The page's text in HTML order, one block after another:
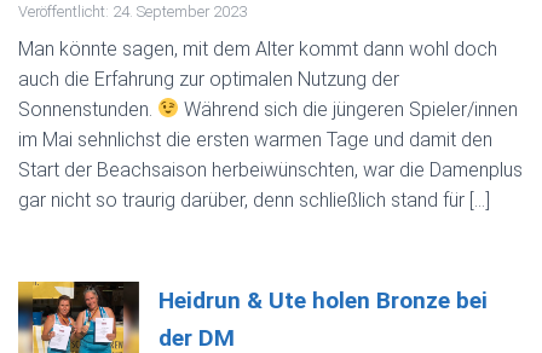
Veröffentlicht: 24. September 2023
Man könnte sagen, mit dem Alter kommt dann wohl doch
auch die Erfahrung zur optimalen Nutzung der
Sonnenstunden.
Während sich die jüngeren Spieler/innen
im Mai sehnlichst die ersten warmen Tage und damit den
Start der Beachsaison herbeiwünschten, war die Damenplus
gar nicht so traurig darüber, denn schließlich stand für […]
Heidrun & Ute holen Bronze bei
der DM